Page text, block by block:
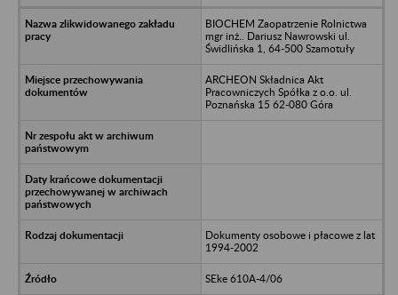
BIOCHEM Zaopatrzenie Rolnictwa
mgr inż.. Dariusz Nawrowski ul.
Świdlińska 1, 64-500 Szamotuły
ARCHEON Składnica Akt
Pracowniczych Spółka z o.o. ul.
Poznańska 15 62-080 Góra
Dokumenty osobowe i płacowe z lat
1994-2002
SEke 610A-4/06